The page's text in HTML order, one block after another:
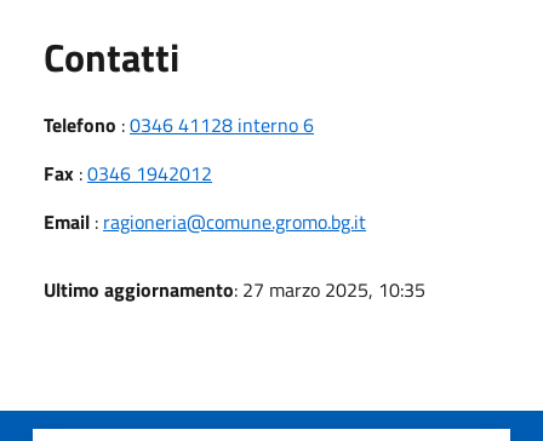
Contatti
Telefono :0346 41128 interno 6
Fax :0346 1942012
Email : ragioneria@comune.gromo.bg.it
Ultimo aggiornamento: 27 marzo 2025, 10:35